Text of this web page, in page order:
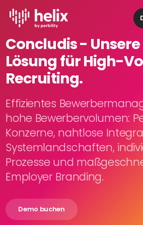
Helix
geben
Concludis -
Lösung für High-
Recruiting.
Effizientes
hohe Bewerbervolumen:
Konzerne, nahtlose
Systemlandschaften,
Prozesse und
Employer Branding.
Demo buchen